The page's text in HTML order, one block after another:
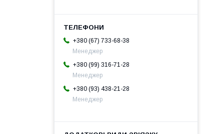
+380 (67) 733-68-38
Менеджер
+380 (99) 316-71-28
Менеджер
+380 (93) 438-21-28
Менеджер